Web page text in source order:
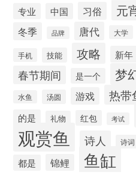
专业 中国 习俗 元
冬季 品牌 唐代 大学
手机 技能 攻略 新年
春节期间 是一个 梦
水鱼 汤圆 游戏 热带
的是 礼物 红包 考试
观赏鱼 诗人 诗词
都是 锦鲤 鱼缸